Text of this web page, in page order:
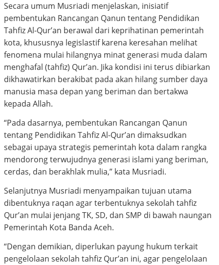
Secara umum Musriadi menjelaskan, inisiatif
pembentukan Rancangan Qanun tentang Pendidikan
Tahfiz Al-Qur’an berawal dari keprihatinan pemerintah
kota, khususnya legislastif karena keresahan melihat
fenomena mulai hilangnya minat generasi muda dalam
menghafal (tahfiz) Qur’an. Jika kondisi ini terus dibiarkan
dikhawatirkan berakibat pada akan hilang sumber daya
manusia masa depan yang beriman dan bertakwa
kepada Allah.
“Pada dasarnya, pembentukan Rancangan Qanun
tentang Pendidikan Tahfiz Al-Qur’an dimaksudkan
sebagai upaya strategis pemerintah kota dalam rangka
mendorong terwujudnya generasi islami yang beriman,
cerdas, dan berakhlak mulia,” kata Musriadi.
Selanjutnya Musriadi menyampaikan tujuan utama
dibentuknya raqan agar terbentuknya sekolah tahfiz
Qur’an mulai jenjang TK, SD, dan SMP di bawah naungan
Pemerintah Kota Banda Aceh.
“Dengan demikian, diperlukan payung hukum terkait
pengelolaan sekolah tahfiz Qur’an ini, agar pengelolaan